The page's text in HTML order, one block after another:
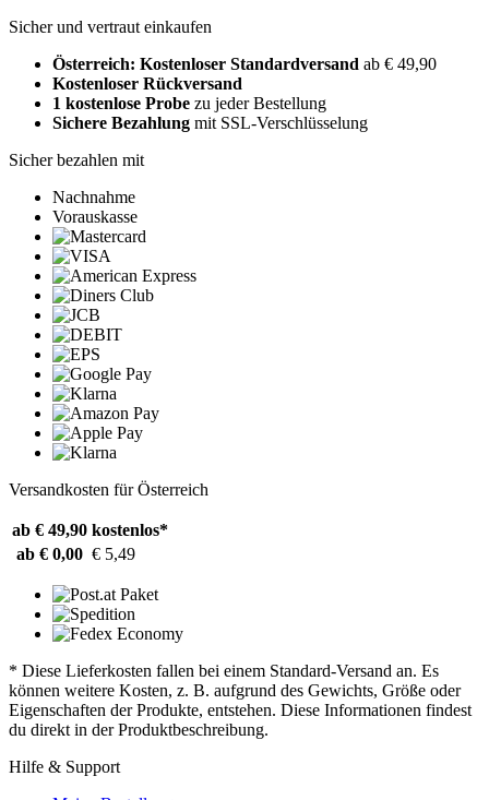
Sicher und vertraut einkaufen
Österreich: Kostenloser Standardversand ab € 49,90
Kostenloser Rückversand
1 kostenlose Probe zu jeder Bestellung
Sichere Bezahlung mit SSL-Verschlüsselung
Sicher bezahlen mit
Nachnahme
Vorauskasse
Versandkosten für Österreich
ab € 49,90 kostenlos*
ab € 0,00 € 5,49
* Diese Lieferkosten fallen bei einem Standard-Versand an. Es
können weitere Kosten, z. B. aufgrund des Gewichts, Größe oder
Eigenschaften der Produkte, entstehen. Diese Informationen findest
du direkt in der Produktbeschreibung.
Hilfe & Support